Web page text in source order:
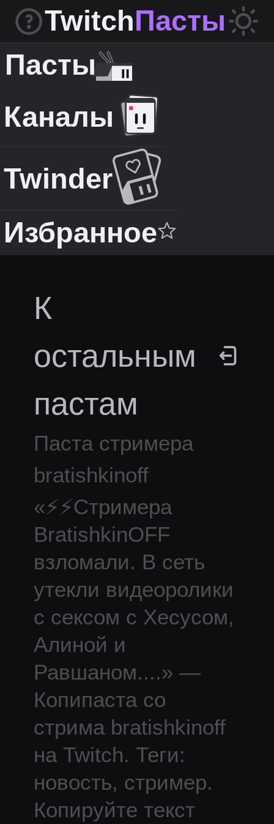
TwitchПасты
Пасты
Каналы
Twinder
Избранное
К
остальным
пастам
Паста стримера
bratishkinoff
«⚡⚡Стримера
BratishkinOFF
взломали. В сеть
утекли видеоролики
с сексом с Хесусом,
Алиной и
Равшаном....» —
Копипаста со
стрима bratishkinoff
на Twitch. Теги:
новость, стример.
Копируйте текст